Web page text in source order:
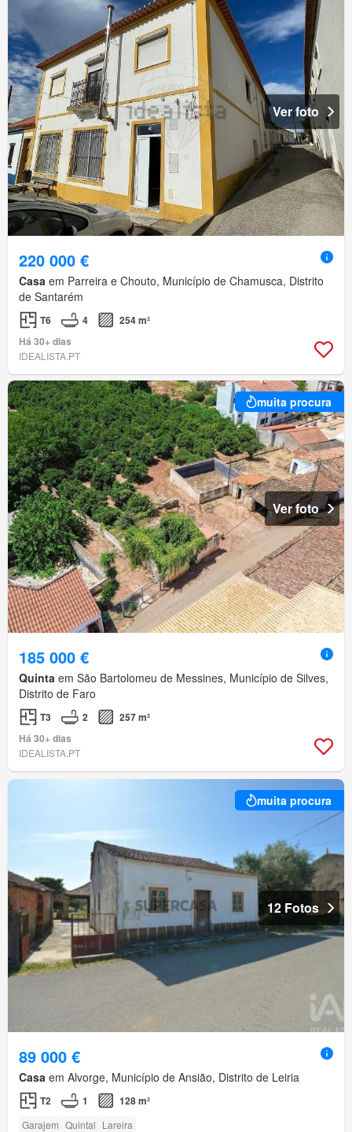
Ver foto
220 000 €
Casa em Parreira e Chouto, Município de Chamusca, Distrito
de Santarém
T6 4
254 m²
Há 30+ dias
IDEALISTA.PT
muita procura
Ver foto
185 000 €
Quinta em São Bartolomeu de Messines, Município de Silves,
Distrito de Faro
T3 2
257 m²
Há 30+ dias
IDEALISTA.PT
muita procura
12 Fotos
89 000 €
Casa em Alvorge, Município de Ansião, Distrito de Leiria
T2 1 128 m²
Garajem Quintal Lareira